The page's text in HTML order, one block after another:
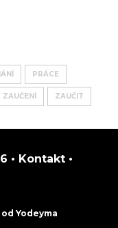
PRÁCE
ZAUČENÍ ZAUČIT
• Kontakt•
Yodeyma